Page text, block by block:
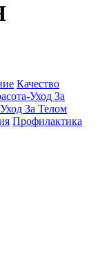
Качество
Уход За
За Телом
Профилактика